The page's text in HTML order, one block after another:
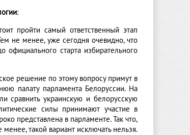
:
пройти самый ответственный этап
не менее, уже сегодня очевидно, что
старта избирательного
решение по этому вопросу примут в
палату парламента Белоруссии. На
украинскую и белорусскую
силы принимают участие в
представлена в парламенте. Так что,
такой вариант исключать нельзя.